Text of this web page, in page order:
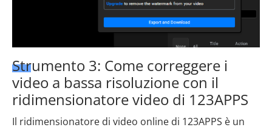
Strumento 3: Come correggere i
video a bassa risoluzione con il
ridimensionatore video di 123APPS
Il ridimensionatore di video online di 123APPS è un